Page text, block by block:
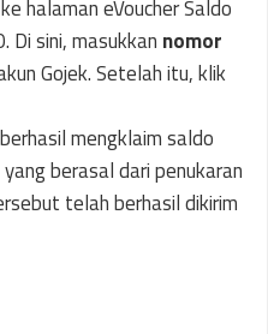
halaman eVoucher Saldo
Di sini, masukkan nomor
Gojek. Setelah itu, klik
mengklaim saldo
berasal dari penukaran
telah berhasil dikirim